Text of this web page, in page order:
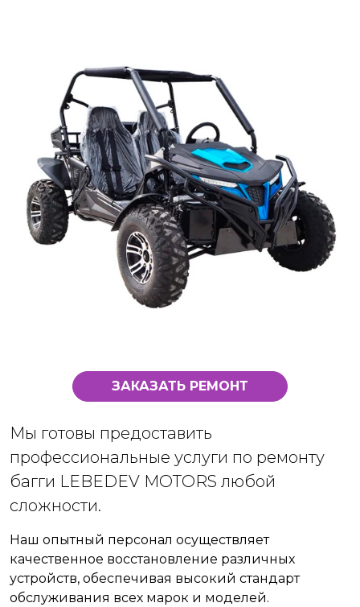
ЗАКАЗАТЬ РЕМОНТ
Мы готовы предоставить
профессиональные услуги по ремонту
багги LEBEDEV MOTORS любой
сложности.
Наш опытный персонал осуществляет
качественное восстановление различных
устройств, обеспечивая высокий стандарт
обслуживания всех марок и моделей.